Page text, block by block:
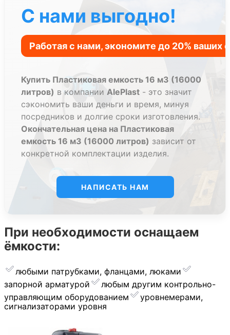
С нами выгодно!
Купить Пластиковая емкость 16 м3 (16000
литров) в компании AlePlast - это значит
сэкономить ваши деньги и время, минуя
посредников и долгие сроки изготовления.
Окончательная цена на Пластиковая
емкость 16 м3 (16000 литров) зависит от
конкретной комплектации изделия.
НАПИСАТЬ НАМ
При необходимости оснащаем
ёмкости:
любыми патрубками, фланцами, люками
запорной арматурой
︎любым другим контрольно-
управляющим оборудованием
уровнемерами,
сигнализаторами уровня